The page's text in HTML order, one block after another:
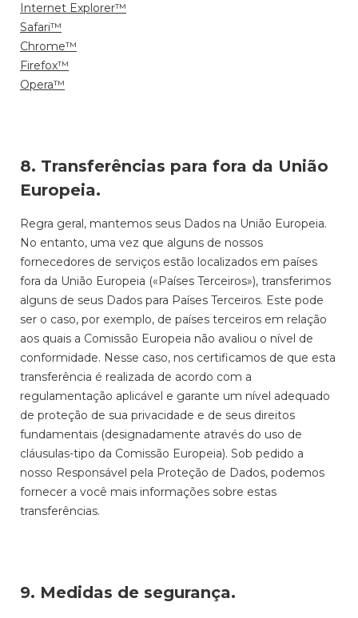
Internet Explorer™
Safari™
Chrome™
Firefox™
Opera™
8. Transferências para fora da União
Europeia.
Regra geral, mantemos seus Dados na União Europeia.
No entanto, uma vez que alguns de nossos
fornecedores de serviços estão localizados em países
fora da União Europeia («Países Terceiros»), transferimos
alguns de seus Dados para Países Terceiros. Este pode
ser o caso, por exemplo, de países terceiros em relação
aos quais a Comissão Europeia não avaliou o nível de
conformidade. Nesse caso, nos certificamos de que esta
transferência é realizada de acordo com a
regulamentação aplicável e garante um nível adequado
de proteção de sua privacidade e de seus direitos
fundamentais (designadamente através do uso de
cláusulas-tipo da Comissão Europeia). Sob pedido a
nosso Responsável pela Proteção de Dados, podemos
fornecer a você mais informações sobre estas
transferências.
9. Medidas de segurança.